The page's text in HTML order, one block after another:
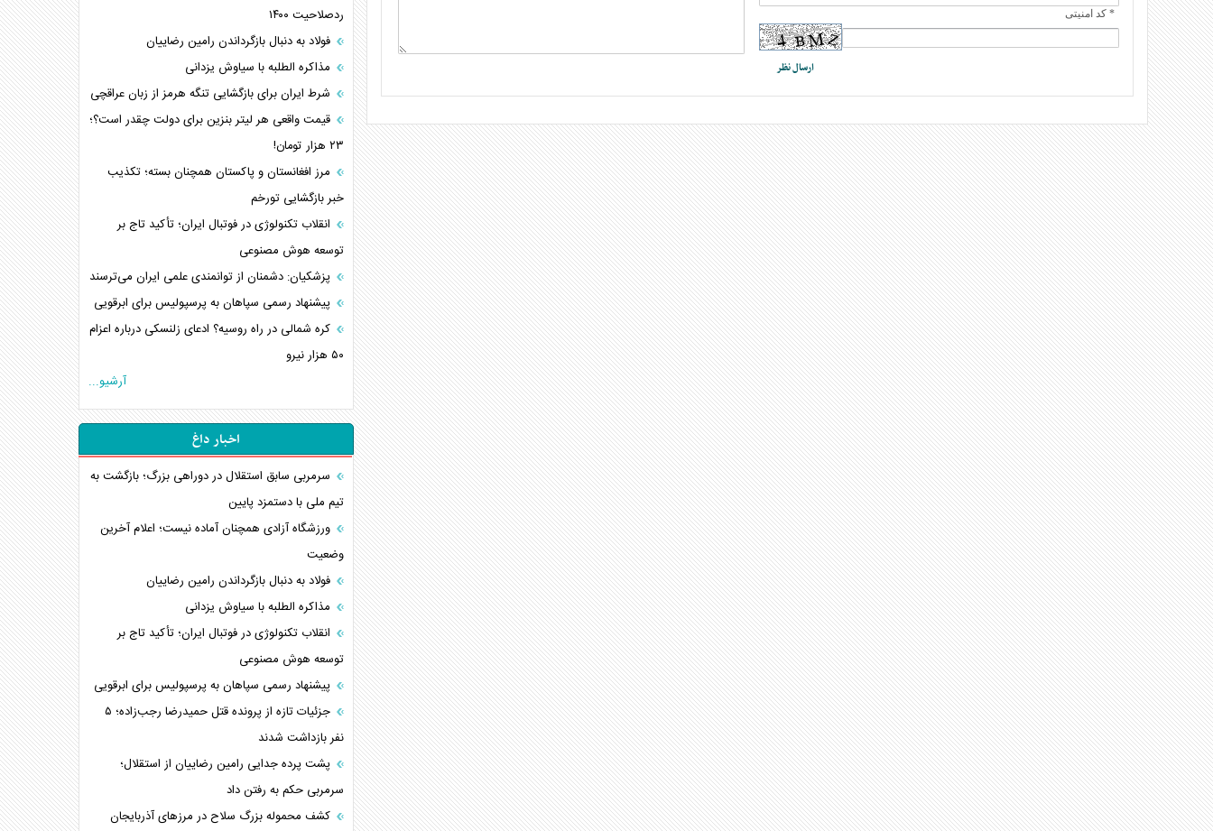
* کد امنیتی
ردصلاحیت ۱۴۰۰
فولاد به دنبال بازگرداندن رامین رضاییان
مذاکره الطلبه با سیاوش یزدانی
شرط ایران برای بازگشایی تنگه هرمز از زبان عراقچی
قیمت واقعی هر لیتر بنزین برای دولت چقدر است؟؛
۲۳ هزار تومان!
مرز افغانستان و پاکستان همچنان بسته؛ تکذیب
خبر بازگشایی تورخم
انقلاب تکنولوژی در فوتبال ایران؛ تأکید تاج بر
توسعه هوش مصنوعی
پزشکیان: دشمنان از توانمندی علمی ایران می‌ترسند
پیشنهاد رسمی سپاهان به پرسپولیس برای ابرقویی
کره شمالی در راه روسیه؟ ادعای زلنسکی درباره اعزام
۵۰ هزار نیرو
آرشیو...
اخبار داغ
سرمربی سابق استقلال در دوراهی بزرگ؛ بازگشت به
تیم ملی با دستمزد پایین
ورزشگاه آزادی همچنان آماده نیست؛ اعلام آخرین
وضعیت
فولاد به دنبال بازگرداندن رامین رضاییان
مذاکره الطلبه با سیاوش یزدانی
انقلاب تکنولوژی در فوتبال ایران؛ تأکید تاج بر
توسعه هوش مصنوعی
پیشنهاد رسمی سپاهان به پرسپولیس برای ابرقویی
جزئیات تازه از پرونده قتل حمیدرضا رجب‌زاده؛ ۵
نفر بازداشت شدند
پشت پرده جدایی رامین رضاییان از استقلال؛
سرمربی حکم به رفتن داد
کشف محموله بزرگ سلاح در مرزهای آذربایجان